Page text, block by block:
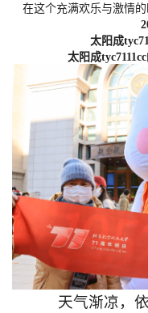
在这个充满欢乐与激情的
太阳成
太阳成
天气渐凉，